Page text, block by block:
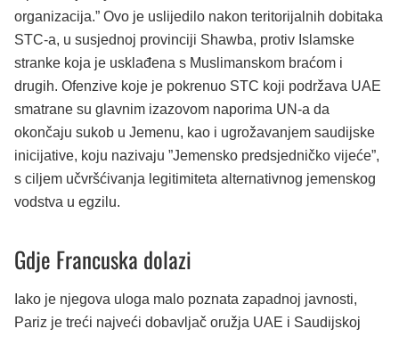
organizacija.” Ovo je uslijedilo nakon teritorijalnih dobitaka
STC-a, u susjednoj provinciji Shawba, protiv Islamske
stranke koja je usklađena s Muslimanskom braćom i
drugih. Ofenzive koje je pokrenuo STC koji podržava UAE
smatrane su glavnim izazovom naporima UN-a da
okončaju sukob u Jemenu, kao i ugrožavanjem saudijske
inicijative, koju nazivaju ”Jemensko predsjedničko vijeće”,
s ciljem učvršćivanja legitimiteta alternativnog jemenskog
vodstva u egzilu.
Gdje Francuska dolazi
Iako je njegova uloga malo poznata zapadnoj javnosti,
Pariz je treći najveći dobavljač oružja UAE i Saudijskoj